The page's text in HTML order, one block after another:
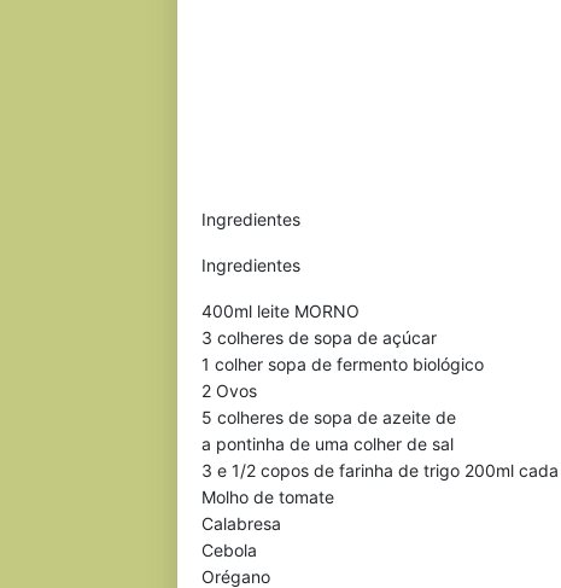
Ingredientes
Ingredientes
400ml leite MORNO
3 colheres de sopa de açúcar
1 colher sopa de fermento biológico
2 Ovos
5 colheres de sopa de azeite de
a pontinha de uma colher de sal
3 e 1/2 copos de farinha de trigo 200ml
Molho de tomate
Calabresa
Cebola
Orégano